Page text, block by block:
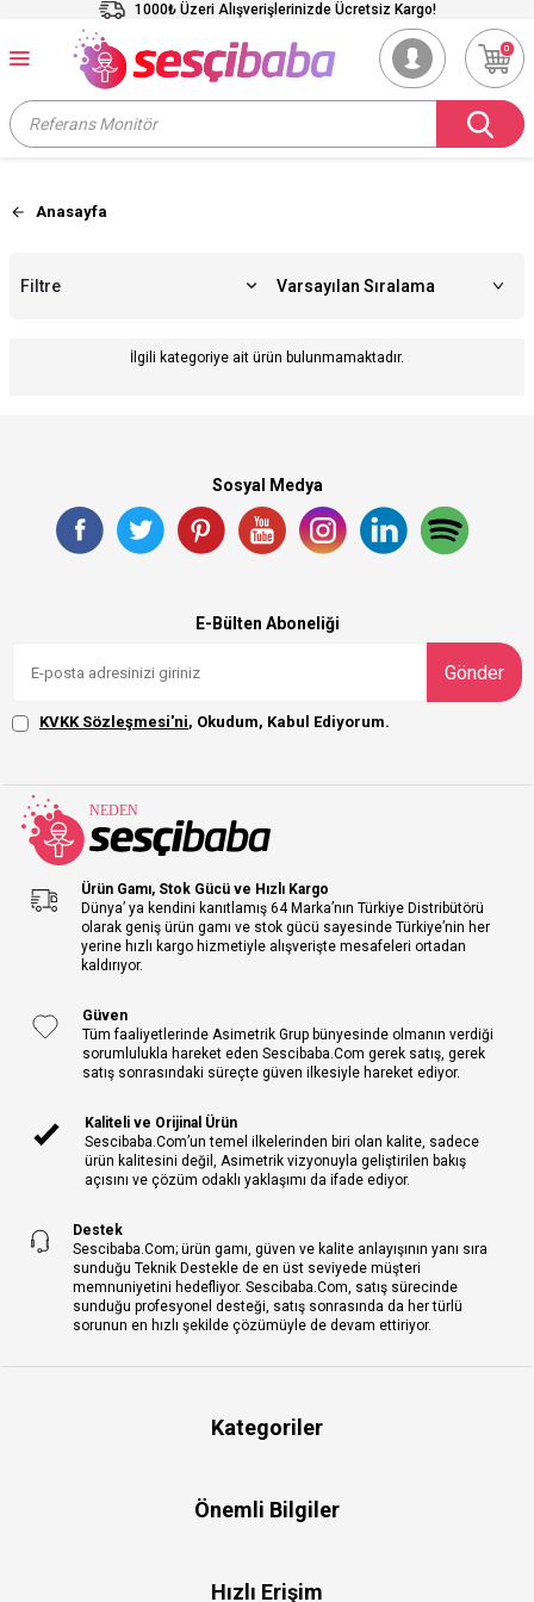
1000₺ Üzeri Alışverişlerinizde Ücretsiz Kargo!
0
Anasayfa
Filtre
İlgili kategoriye ait ürün bulunmamaktadır.
Sosyal Medya
E-Bülten Aboneliği
Gönder
KVKK Sözleşmesi'ni, Okudum, Kabul Ediyorum.
Ürün Gamı, Stok Gücü ve Hızlı Kargo
Dünya’ ya kendini kanıtlamış 64 Marka’nın Türkiye Distribütörü
olarak geniş ürün gamı ve stok gücü sayesinde Türkiye’nin her
yerine hızlı kargo hizmetiyle alışverişte mesafeleri ortadan
kaldırıyor.
Güven
Tüm faaliyetlerinde Asimetrik Grup bünyesinde olmanın verdiği
sorumlulukla hareket eden Sescibaba.Com gerek satış, gerek
satış sonrasındaki süreçte güven ilkesiyle hareket ediyor.
Kaliteli ve Orijinal Ürün
Sescibaba.Com’un temel ilkelerinden biri olan kalite, sadece
ürün kalitesini değil, Asimetrik vizyonuyla geliştirilen bakış
açısını ve çözüm odaklı yaklaşımı da ifade ediyor.
Destek
Sescibaba.Com; ürün gamı, güven ve kalite anlayışının yanı sıra
sunduğu Teknik Destekle de en üst seviyede müşteri
memnuniyetini hedefliyor. Sescibaba.Com, satış sürecinde
sunduğu profesyonel desteği, satış sonrasında da her türlü
sorunun en hızlı şekilde çözümüyle de devam ettiriyor.
Kategoriler
Önemli Bilgiler
Hızlı Erişim